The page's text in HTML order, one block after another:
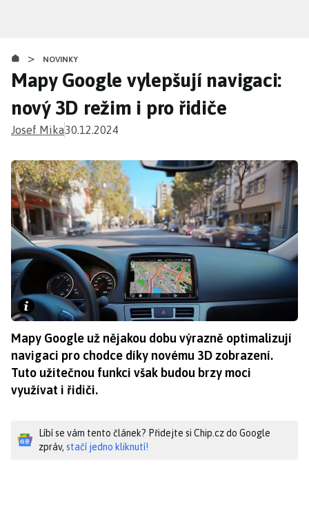
obsahu
> NOVINKY
Mapy Google vylepšují navigaci:
nový 3D režim i pro řidiče
Josef Mika30.12.2024
Mapy Google už nějakou dobu výrazně optimalizují
navigaci pro chodce díky novému 3D zobrazení.
Tuto užitečnou funkci však budou brzy moci
využívat i řidiči.
Líbí se vám tento článek? Přidejte si Chip.cz do Google
zpráv, stačí jedno kliknutí!